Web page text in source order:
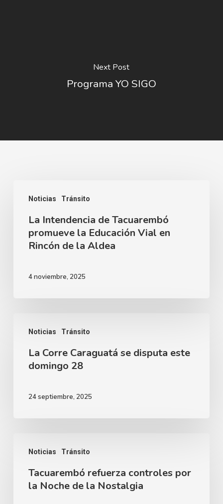
Next Post
Programa YO SIGO
Noticias Tránsito
Intendencia
Tacuarembó
promueve
Rincón
La Intendencia de Tacuarembó
promueve la Educación Vial en
Rincón de la Aldea
4 noviembre, 2025
Noticias Tránsito
Corre
Caraguatá
domingo
La Corre Caraguatá se disputa este
domingo 28
24 septiembre, 2025
Noticias Tránsito
refuerza
controles
Tacuarembó refuerza controles por
la Noche de la Nostalgia